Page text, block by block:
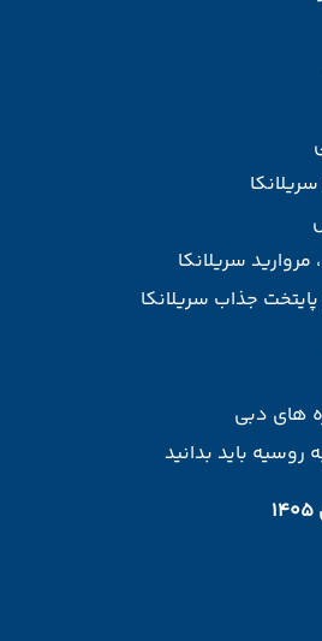
سریلانکا
جذاب سریلانکا
های دبی
باید بدانید